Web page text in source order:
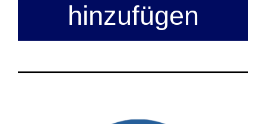
hinzufügen